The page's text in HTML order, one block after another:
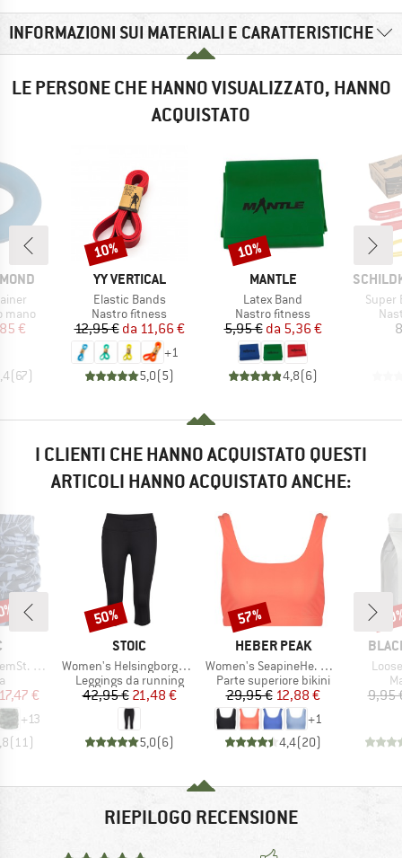
INFORMAZIONI SUI MATERIALI E CARATTERISTICHE
LE PERSONE CHE HANNO VISUALIZZATO, HANNO
ACQUISTATO
mano
ridotto
€
(67)
MARCHIO
YY VERTICAL
Articolo
Elastic Bands
Gruppo di prodotti
Nastro fitness
Prezzo
12,95 € Prezzo ridotto
da 11,66 €
+1
5,0(5)
Sconto
10%
MARCHIO
MANTLE
Articolo
Latex Band
Gruppo di prodotti
Nastro fitness
Prezzo
5,95 € Prezzo ridotto
da 5,36 €
4,8(6)
Sconto
10%
Super
I CLIENTI CHE HANNO ACQUISTATO QUESTI
ARTICOLI HANNO ACQUISTATO ANCHE:
di prodotti
ridotto
€
+13
(11 )
MARCHIO
STOIC
Articolo
Women's HelsingborgSt. Performance 3/4 Tights II
Gruppo di prodotti
Leggings da running
Prezzo
42,95 €Prezzo ridotto
21,48 €
5,0(6)
Sconto
50%
MARCHIO
HEBER PEAK
Articolo
Women's SeapineHe. Bikini Top
Gruppo di prodotti
Parte superiore bikini
Prezzo
29,95 €Prezzo ridotto
12,88 €
+1
4,4(20)
Sconto
57%
9,95
RIEPILOGO RECENSIONE